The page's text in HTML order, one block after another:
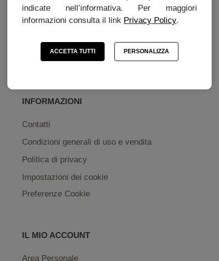
CHI SIAMO
Storia
Come acquistare
INFORMAZIONI
Contatti
Condizioni generali di uso e vendita
Politica di privacy
Impostazioni dei cookie
Preferenze Cookie
IL MIO ACCOUNT
Area Personale
indicate nell’informativa. Per maggiori
informazioni consulta il link Privacy Policy.
ACCETTA TUTTI PERSONALIZZA